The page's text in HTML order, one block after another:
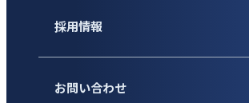
採用情報
お問い合わせ